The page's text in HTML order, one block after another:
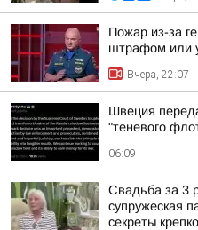
Пожар из-за
штрафом или
Вчера, 22:07
Швеция
"теневого
06:09
Свадьба за 3
супружеская
секреты